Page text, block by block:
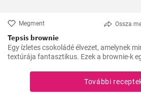
Megment Ossza
Tepsis brownie
Egy ízletes csokoládé élvezet, amelynek
textúrája fantasztikus. Ezek a brownie-k
fajták. Tökéletesek bulikra, piknikre vagy
További